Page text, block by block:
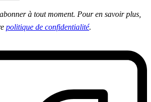
à tout moment. Pour en savoir plus,
politique de confidentialité.